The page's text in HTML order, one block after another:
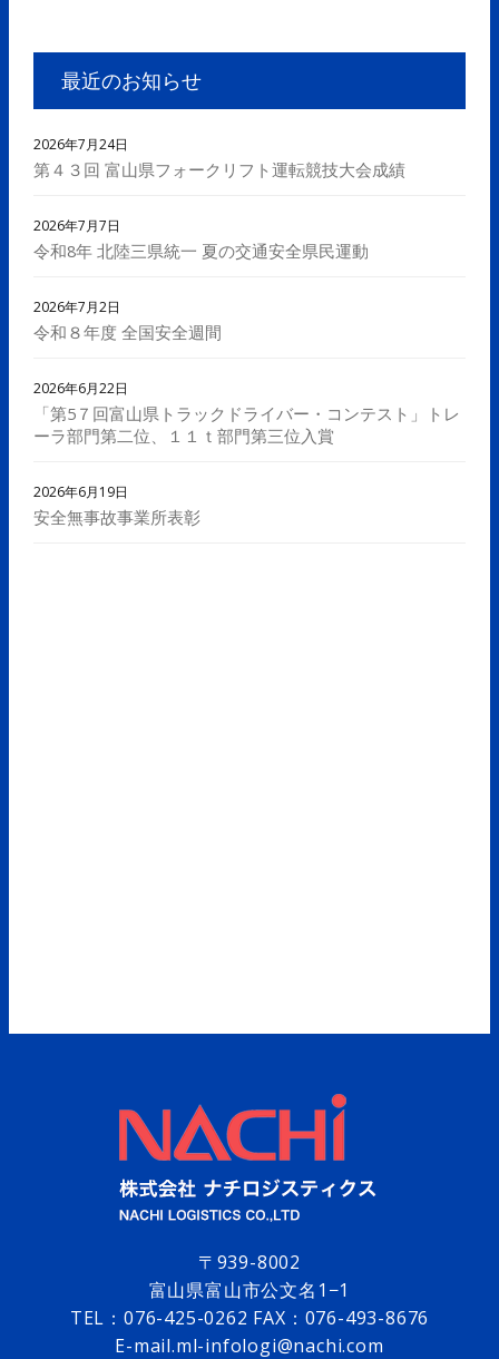
最近のお知らせ
2026年7月24日
第４３回 富山県フォークリフト運転競技大会成績
2026年7月7日
令和8年 北陸三県統一 夏の交通安全県民運動
2026年7月2日
令和８年度 全国安全週間
2026年6月22日
「第5７回富山県トラックドライバー・コンテスト」トレ
ーラ部門第二位、１１ｔ部門第三位入賞
2026年6月19日
安全無事故事業所表彰
〒939-8002
富山県富山市公文名1−1
TEL： 076-425-0262 FAX：076-493-8676
E-mail.ml-infologi@nachi.com